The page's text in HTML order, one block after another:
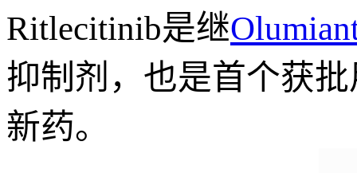
Ritlecitinib是继
抑制剂，也是首个获
新药。